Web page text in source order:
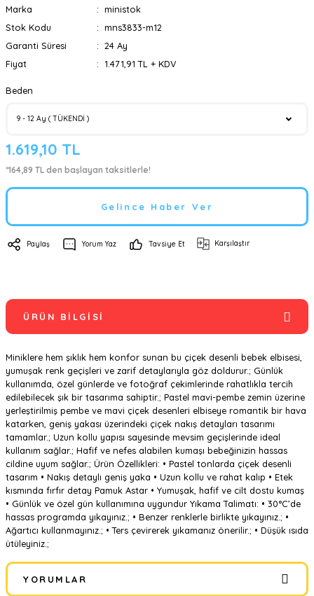
Marka
ministok
Stok Kodu
mns3833-m12
Garanti Süresi
24 Ay
Fiyat
1.471,91 TL + KDV
Beden
1.619,10 TL
*164,89 TL den başlayan taksitlerle!
Gelince Haber Ver
Paylaş Yorum Yaz Tavsiye Et Karşılaştır
ÜRÜN BILGISI
Miniklere hem şıklık hem konfor sunan bu çiçek desenli bebek elbisesi,
yumuşak renk geçişleri ve zarif detaylarıyla göz doldurur.; Günlük
kullanımda, özel günlerde ve fotoğraf çekimlerinde rahatlıkla tercih
edilebilecek şık bir tasarıma sahiptir.; Pastel mavi-pembe zemin üzerine
yerleştirilmiş pembe ve mavi çiçek desenleri elbiseye romantik bir hava
katarken, geniş yakası üzerindeki çiçek nakış detayları tasarımı
tamamlar.; Uzun kollu yapısı sayesinde mevsim geçişlerinde ideal
kullanım sağlar.; Hafif ve nefes alabilen kumaşı bebeğinizin hassas
cildine uyum sağlar.; Ürün Özellikleri: • Pastel tonlarda çiçek desenli
tasarım • Nakış detaylı geniş yaka • Uzun kollu ve rahat kalıp • Etek
kısmında fırfır detay Pamuk Astar • Yumuşak, hafif ve cilt dostu kumaş
• Günlük ve özel gün kullanımına uygundur Yıkama Talimatı: • 30°C’de
hassas programda yıkayınız.; • Benzer renklerle birlikte yıkayınız.; •
Ağartıcı kullanmayınız.; • Ters çevirerek yıkamanız önerilir.; • Düşük ısıda
ütüleyiniz.;
YORUMLAR